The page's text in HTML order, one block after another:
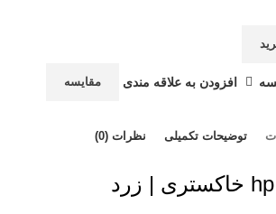
افزودن به علاقه مندی مقایسه
توضیحات تکمیلی نظرات (0)